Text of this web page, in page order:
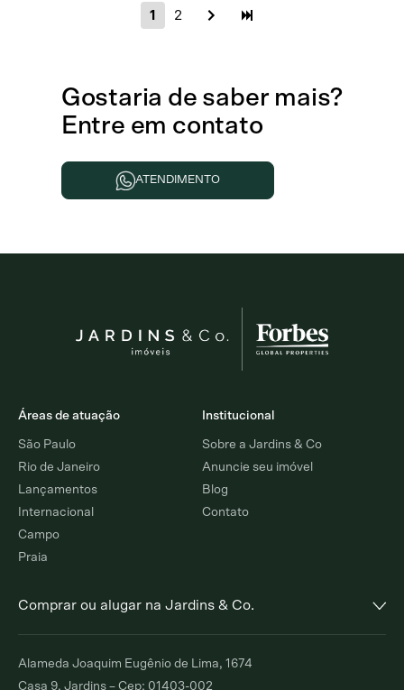
1 2
Gostaria de saber mais?
Entre em contato
ATENDIMENTO
Áreas de atuação
São Paulo
Rio de Janeiro
Lançamentos
Internacional
Campo
Praia
Institucional
Sobre a Jardins & Co
Anuncie seu imóvel
Blog
Contato
Comprar ou alugar na Jardins & Co.
Alto de Pinheiros
Comprar Alugar
Jardim Europa
Alameda Joaquim Eugênio de Lima, 1674
Casa 9, Jardins – Cep: 01403-002